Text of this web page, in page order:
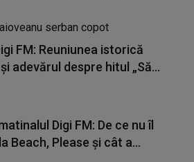
FM: Reuniunea istorică
adevărul despre hitul „Să...
Digi FM: De ce nu îl
Beach, Please și cât a...